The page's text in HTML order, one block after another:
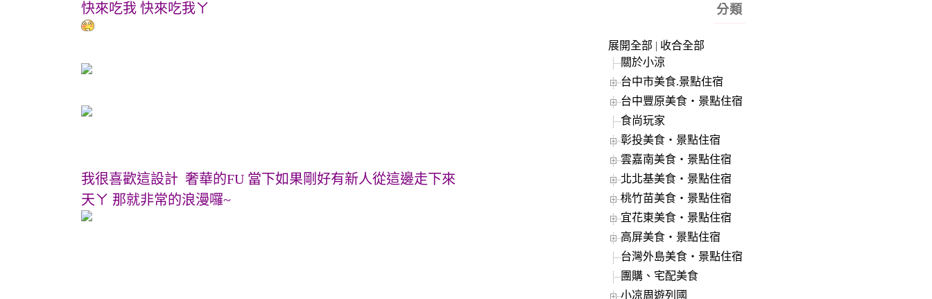
快來吃我 快來吃我ㄚ
我很喜歡這設計 奢華的FU 當下如果剛好有新人從這邊走下來
天ㄚ 那就非常的浪漫囉~
分類
展開全部 | 收合全部
關於小涼
台中市美食.景點住宿
台中豐原美食‧景點住宿
食尚玩家
彰投美食‧景點住宿
雲嘉南美食‧景點住宿
北北基美食‧景點住宿
桃竹苗美食‧景點住宿
宜花東美食‧景點住宿
高屏美食‧景點住宿
台灣外島美食‧景點住宿
團購、宅配美食
小凉周遊列國